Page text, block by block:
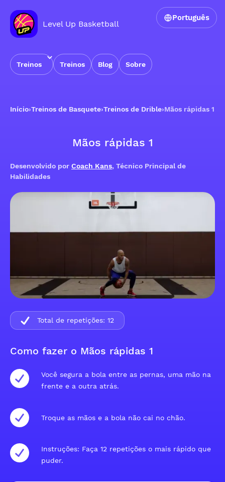
Level Up Basketball
Treinos Treinos Blog Sobre
Português
Início›Treinos de Basquete›Treinos de Drible›Mãos rápidas 1
Mãos rápidas 1
Desenvolvido por Coach Kans, Técnico Principal de
Habilidades
Como fazer o Mãos rápidas 1
Você segura a bola entre as pernas, uma mão na
frente e a outra atrás.
Troque as mãos e a bola não cai no chão.
Instruções: Faça 12 repetições o mais rápido que
puder.
Total de repetições: 12